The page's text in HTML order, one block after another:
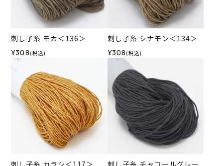
刺し子糸 モカ＜136＞
¥308 (税込)
刺し子糸 シナモン＜134＞
¥308 (税込)